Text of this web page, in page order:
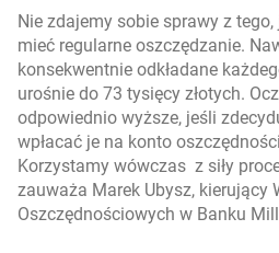
Nie zdajemy sobie sprawy z
mieć regularne oszczędzanie.
konsekwentnie odkładane
urośnie do 73 tysięcy złotych.
odpowiednio wyższe, jeśli
wpłacać je na konto
Korzystamy wówczas z siły
zauważa Marek Ubysz, kierujący
Oszczędnościowych w Banku